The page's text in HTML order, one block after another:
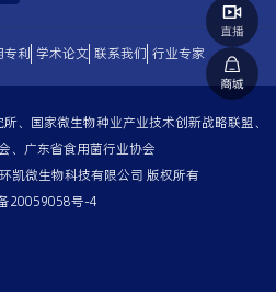
专利 学术论文 联系我们 行业专家
、国家微生物种业产业技术创新战略联盟、
、广东省食用菌行业协会
凯微生物科技有限公司 版权所有
20059058号-4